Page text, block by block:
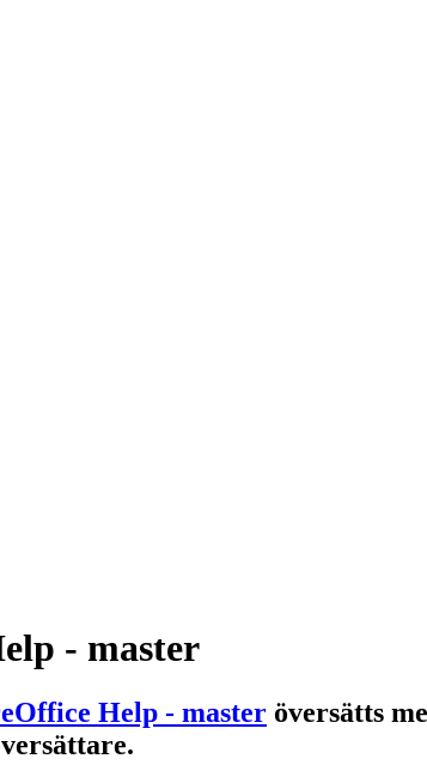
- master
Help - master översätts